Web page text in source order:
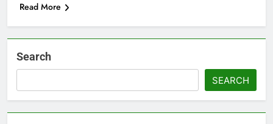
Read More
Search
SEARCH